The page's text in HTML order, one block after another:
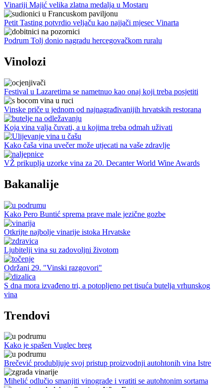
Vinariji Majić velika zlatna medalja u Mostaru
Petit Tasting potvrdio veljaču kao najjači mjesec Vinarta
Podrum Tolj donio nagradu hercegovačkom ruralu
Vinolozi
Festival u Lazaretima se nametnuo kao onaj koji treba posjetiti
Vinske priče u jednom od najnagrađivanijih hrvatskih restorana
Koja vina valja čuvati, a u kojima treba odmah uživati
Kako čaša vina uvečer može utjecati na vaše zdravlje
VŽ prikuplja uzorke vina za 20. Decanter World Wine Awards
Bakanalije
Kako Pero Buntić sprema prave male jezične gozbe
Otkrijte najbolje vinarije istoka Hrvatske
Ljubitelji vina su zadovoljni životom
Održani 29. "Vinski razgovori"
S dna mora izvađeno tri, a potopljeno pet tisuća butelja vrhunskog
vina
Trendovi
Kako je spašen Vuglec breg
Brečević produbljuje svoj pristup proizvodnji autohtonih vina Istre
Mihelić odlučio smanjiti vinograde i vratiti se autohtonim sortama